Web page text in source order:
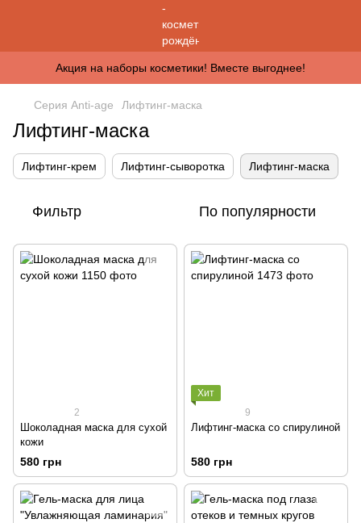
Акция на наборы косметики! Вместе выгоднее!
Серия Anti-age Лифтинг-маска
Лифтинг-маска
Лифтинг-крем Лифтинг-сыворотка Лифтинг-маска
Фильтр По популярности
2
Шоколадная маска для сухой
кожи
580 грн
Хит
9
Лифтинг-маска со спирулиной
580 грн